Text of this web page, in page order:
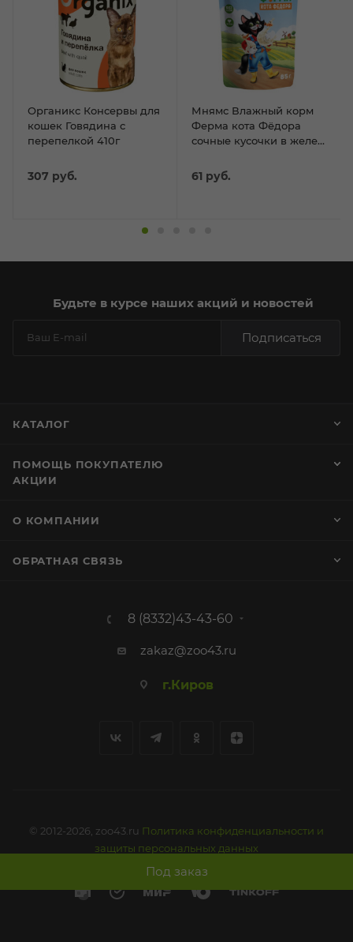
Под заказ
Органикс Консервы для
кошек Говядина с
перепелкой 410г
307 руб.
Мнямс Влажный корм
Ферма кота Фёдора
сочные кусочки в желе
61 руб.
Будьте в курсе наших акций и новостей
Подписаться
КАТАЛОГ
ПОМОЩЬ ПОКУПАТЕЛЮ
АКЦИИ
О КОМПАНИИ
ОБРАТНАЯ СВЯЗЬ
8 (8332)43-43-60
zakaz@zoo43.ru
г.Киров
© 2012-2026, zoo43.ru Политика конфиденциальности и
защиты персональных данных